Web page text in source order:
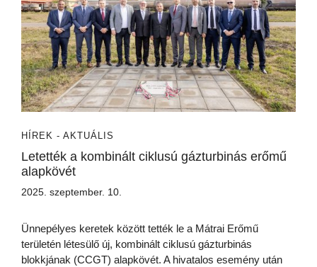
HÍREK - AKTUÁLIS
Letették a kombinált ciklusú gázturbinás erőmű
alapkövét
2025. szeptember. 10.
Ünnepélyes keretek között tették le a Mátrai Erőmű
területén létesülő új, kombinált ciklusú gázturbinás
blokkjának (CCGT) alapkövét. A hivatalos esemény után